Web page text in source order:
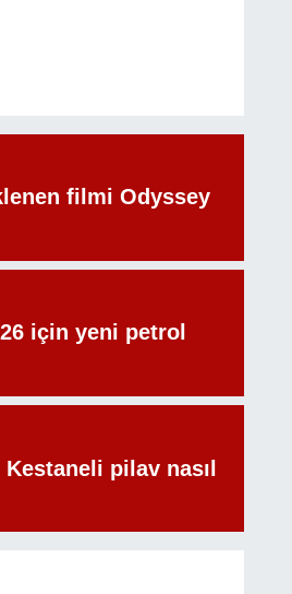
filmi Odyssey
için yeni petrol
pilav nasıl